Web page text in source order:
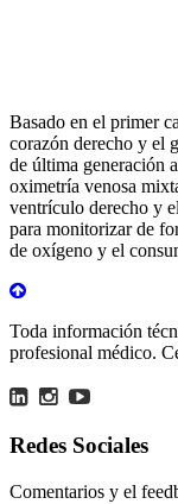
Basado en el primer
corazón derecho y el
de última generación
oximetría venosa
ventrículo derecho y
para monitorizar de
de oxígeno y el
Toda información
profesional médico.
Redes Sociales
Comentarios y el